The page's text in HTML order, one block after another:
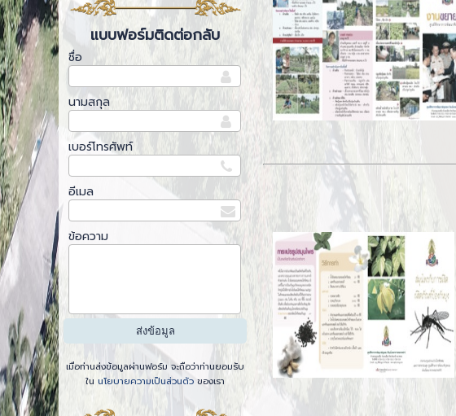
แบบฟอร์มติดต่อกลับ
ชื่อ
นามสกุล
เบอร์โทรศัพท์
อีเมล
ข้อความ
เมื่อท่านส่งข้อมูลผ่านฟอร์ม จะถือว่าท่านยอมรับ
ใน นโยบายความเป็นส่วนตัวของเรา